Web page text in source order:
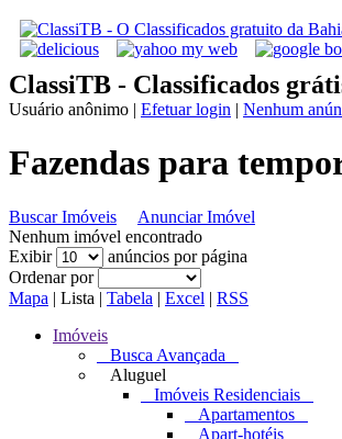
ClassiTB - Classificados
Usuário anônimo | Efetuar login | Nenhum
Fazendas para
Buscar Imóveis
Anunciar Imóvel
Nenhum imóvel encontrado
Exibir
anúncios por página
Ordenar por
Mapa | Lista | Tabela | Excel | RSS
Imóveis
Busca Avançada
Aluguel
Imóveis Residenciais
Apartamentos
Apart-hotéis